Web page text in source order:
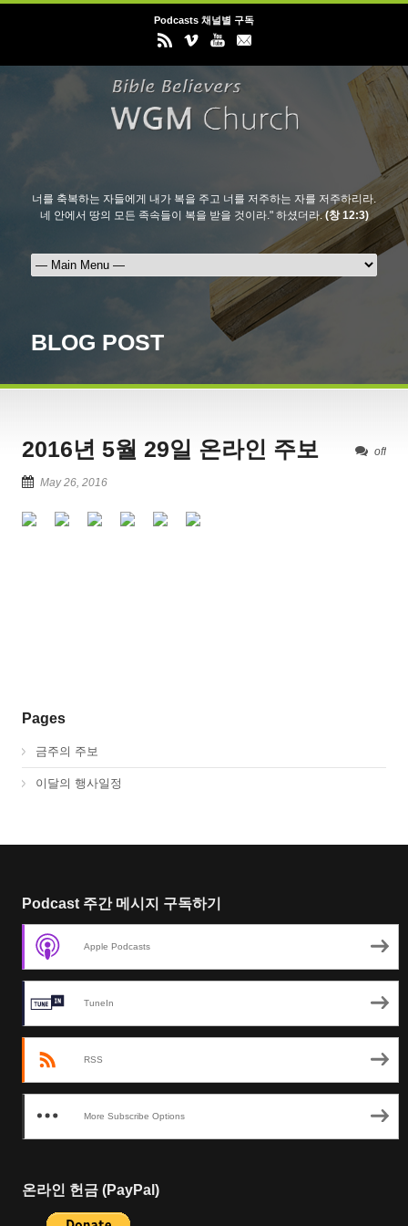
Podcasts 채널별 구독
너를 축복하는 자들에게 내가 복을 주고 너를 저주하는 자를 저주하리라.
네 안에서 땅의 모든 족속들이 복을 받을 것이라." 하셨더라.(창 12:3)
BLOG POST
off
2016년 5월 29일 온라인 주보
May 26, 2016
Pages
금주의 주보
이달의 행사일정
Podcast 주간 메시지 구독하기
Apple Podcasts
TuneIn
RSS
More Subscribe Options
온라인 헌금 (PayPal)